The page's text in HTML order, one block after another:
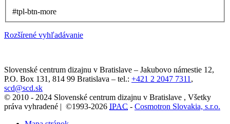
#tpl-btn-more
Rozšírené vyhľadávanie
Slovenské centrum dizajnu v Bratislave – Jakubovo námestie 12,
P.O. Box 131, 814 99 Bratislava – tel.: +421 2 2047 7311 ,
scd@scd.sk
© 2010 - 2024 Slovenské centrum dizajnu v Bratislave , Všetky
práva vyhradené | ©1993-2026 IPAC - Cosmotron Slovakia, s.r.o.